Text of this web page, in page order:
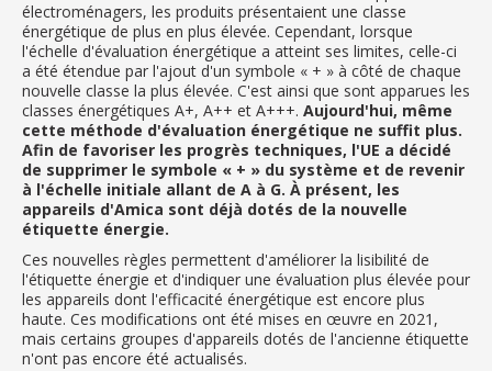
électroménagers, les produits présentaient une classe
énergétique de plus en plus élevée. Cependant, lorsque
l'échelle d'évaluation énergétique a atteint ses limites, celle-ci
a été étendue par l'ajout d'un symbole « + » à côté de chaque
nouvelle classe la plus élevée. C'est ainsi que sont apparues les
classes énergétiques A+, A++ et A+++. Aujourd'hui, même
cette méthode d'évaluation énergétique ne suffit plus.
Afin de favoriser les progrès techniques, l'UE a décidé
de supprimer le symbole « + » du système et de revenir
à l'échelle initiale allant de A à G. À présent, les
appareils d'Amica sont déjà dotés de la nouvelle
étiquette énergie.
Ces nouvelles règles permettent d'améliorer la lisibilité de
l'étiquette énergie et d'indiquer une évaluation plus élevée pour
les appareils dont l'efficacité énergétique est encore plus
haute. Ces modifications ont été mises en œuvre en 2021,
mais certains groupes d'appareils dotés de l'ancienne étiquette
n'ont pas encore été actualisés.